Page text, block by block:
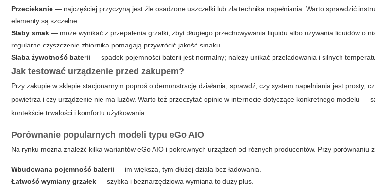
Przeciekanie — najczęściej przyczyną jest źle osadzone uszczelki lub zła technika napełniania. Warto sprawdzić
elementy są szczelne.
Słaby smak — może wynikać z przepalenia grzałki, zbyt długiego przechowywania liquidu albo używania liquidów o
regularne czyszczenie zbiornika pomagają przywrócić jakość smaku.
Słaba żywotność baterii — spadek pojemności baterii jest normalny; należy unikać przeładowania i silnych
Jak testować urządzenie przed zakupem?
Przy zakupie w sklepie stacjonarnym poproś o demonstrację działania, sprawdź, czy system napełniania jest prosty,
powietrza i czy urządzenie nie ma luzów. Warto też przeczytać opinie w internecie dotyczące konkretnego modelu —
kontekście trwałości i komfortu użytkowania.
Porównanie popularnych modeli typu eGo AIO
Na rynku można znaleźć kilka wariantów eGo AIO i pokrewnych urządzeń od różnych producentów. Przy porównaniu
Wbudowana pojemność baterii — im większa, tym dłużej działa bez ładowania.
Łatwość wymiany grzałek — szybka i beznarzędziowa wymiana to duży plus.